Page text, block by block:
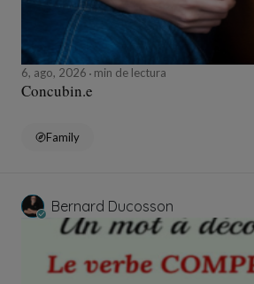
6, ago, 2026 min de lectura
Concubin.e
Family
Bernard Ducosson